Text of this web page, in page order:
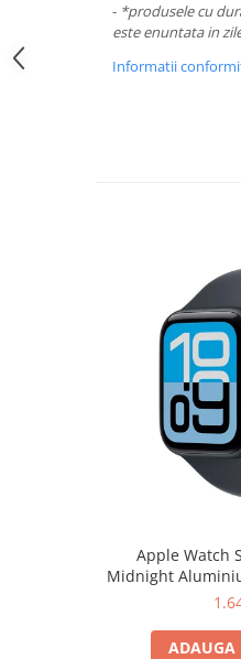
Mouse
Componente Server
- *produsele cu
este enuntata in
Informatii
Apple Watch
Midnight
ADAUGA